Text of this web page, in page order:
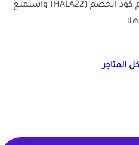
سهولة. لا تفوت فرصة استخدام كود الخصم (HALA22) واستمتع
المتاجر